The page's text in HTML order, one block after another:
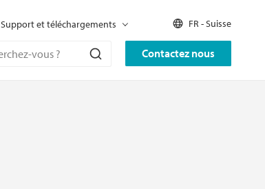
Contactez nous
Support et téléchargements FR - Suisse